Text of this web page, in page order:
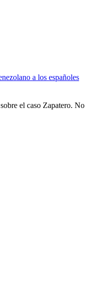
a los españoles
el caso Zapatero. No